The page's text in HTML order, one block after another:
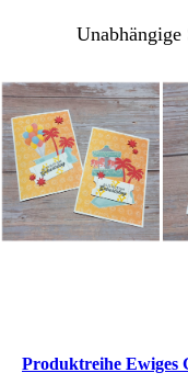
Produktreihe Ewiges